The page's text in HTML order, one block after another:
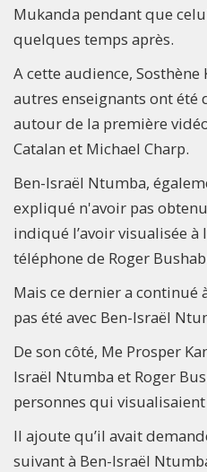
Mukanda pendant que
quelques temps après.
A cette audience,
autres enseignants ont été
autour de la première
Catalan et Michael Charp.
Ben-Israël Ntumba,
expliqué n'avoir pas
indiqué l’avoir visualisée à
téléphone de Roger
Mais ce dernier a
pas été avec Ben-Israël
De son côté, Me Prosper
Israël Ntumba et Roger
personnes qui
Il ajoute qu’il avait
suivant à Ben-Israël